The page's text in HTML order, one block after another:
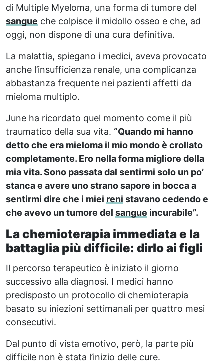
di Multiple Myeloma, una forma di tumore del
sangue che colpisce il midollo osseo e che, ad
oggi, non dispone di una cura definitiva.
La malattia, spiegano i medici, aveva provocato
anche l’insufficienza renale, una complicanza
abbastanza frequente nei pazienti affetti da
mieloma multiplo.
June ha ricordato quel momento come il più
traumatico della sua vita. “Quando mi hanno
detto che era mieloma il mio mondo è crollato
completamente. Ero nella forma migliore della
mia vita. Sono passata dal sentirmi solo un po’
stanca e avere uno strano sapore in bocca a
sentirmi dire che i miei reni stavano cedendo e
che avevo un tumore del sangue incurabile”.
La chemioterapia immediata e la
battaglia più difficile: dirlo ai figli
Il percorso terapeutico è iniziato il giorno
successivo alla diagnosi. I medici hanno
predisposto un protocollo di chemioterapia
basato su iniezioni settimanali per quattro mesi
consecutivi.
Dal punto di vista emotivo, però, la parte più
difficile non è stata l’inizio delle cure.